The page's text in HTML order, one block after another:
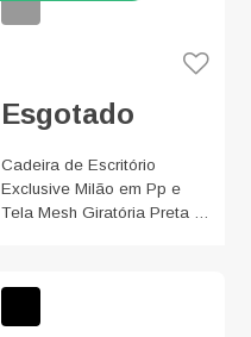
Esgotado
Cadeira de Escritório
Exclusive Milão em Pp e
Tela Mesh Giratória Preta e